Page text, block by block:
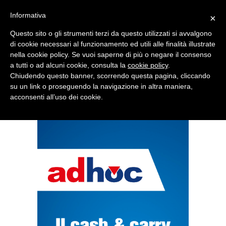
Quotidiano d'informazione distribuito in Molise con
×
Informativa
Questo sito o gli strumenti terzi da questo utilizzati si avvalgono
di cookie necessari al funzionamento ed utili alle finalità illustrate
nella cookie policy. Se vuoi saperne di più o negare il consenso
a tutti o ad alcuni cookie, consulta la cookie policy.
Chiudendo questo banner, scorrendo questa pagina, cliccando
su un link o proseguendo la navigazione in altra maniera,
acconsenti all’uso dei cookie.